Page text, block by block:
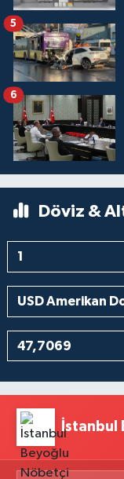
5
6
Döviz &
İstanbul